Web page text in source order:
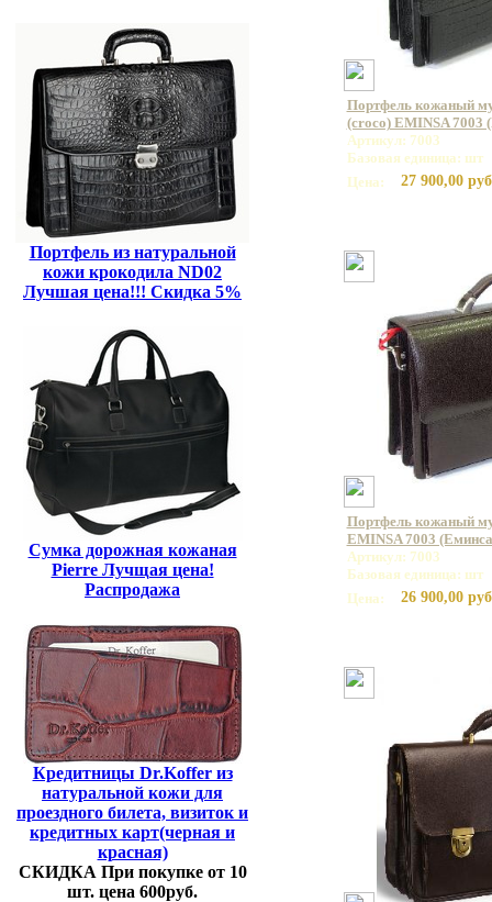
Портфель из натуральной
кожи крокодила ND02
Лучшая цена!!! Скидка 5%
Сумка дорожная кожаная
Pierre Лучщая цена!
Распродажа
Кредитницы Dr.Koffer из
натуральной кожи для
проездного билета, визиток и
кредитных карт(черная и
красная)
СКИДКА При покупке от 10
шт. цена 600руб.
Портфель кожаный
(croco) EMINSA 7003
Артикул: 7003
Базовая единица: шт
Цена:
27 900,00
Портфель кожаный
EMINSA 7003
Артикул: 7003
Базовая единица: шт
Цена:
26 900,00